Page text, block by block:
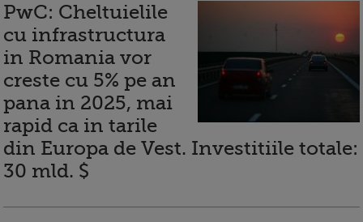
PwC: Cheltuielile
cu infrastructura
in Romania vor
creste cu 5% pe an
pana in 2025, mai
rapid ca in tarile
din Europa de Vest. Investitiile totale:
30 mld. $